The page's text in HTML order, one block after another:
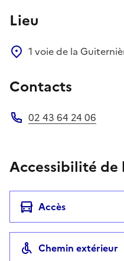
Lieu
1 voie de la
Contacts
02 43 64 24 06
Accessibilité
Accès
Chemin extérieur